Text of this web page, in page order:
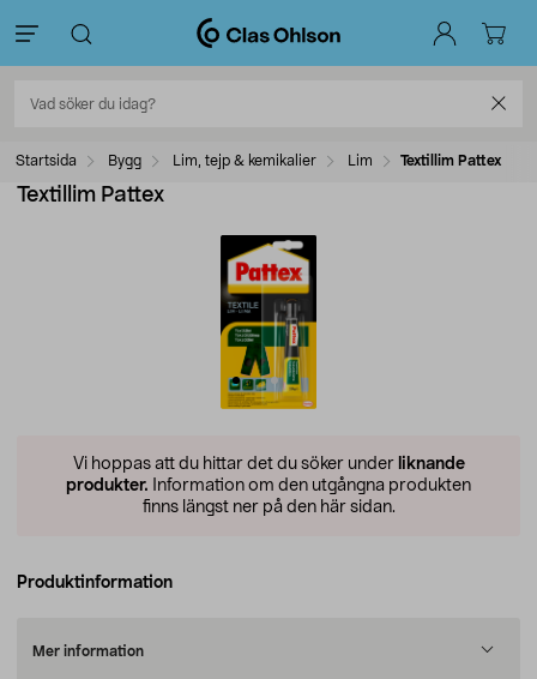
Startsida Bygg Lim, tejp & kemikalier Lim Textillim Pattex
Textillim Pattex
Vi hoppas att du hittar det du söker under liknande
produkter. Information om den utgångna produkten
finns längst ner på den här sidan.
Produktinformation
Mer information